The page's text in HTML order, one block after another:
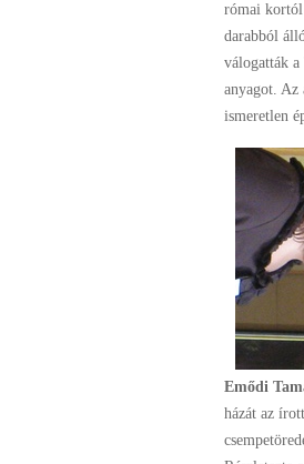
római kortól
darabból
válogatták
anyagot. Az
ismeretlen
Emődi
házát az